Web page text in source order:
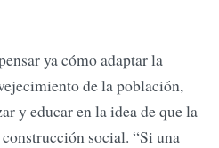
ya cómo adaptar la
de la población,
y educar en la idea de que la
social. “Si una